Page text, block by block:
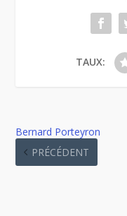
TAUX:
Bernard Porteyron
PRÉCÉDENT